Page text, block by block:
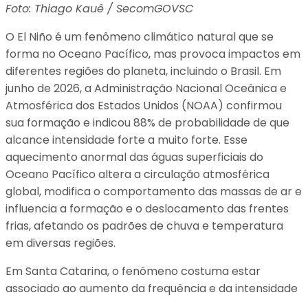
Foto: Thiago Kauê / SecomGOVSC
O El Niño é um fenômeno climático natural que se
forma no Oceano Pacífico, mas provoca impactos em
diferentes regiões do planeta, incluindo o Brasil. Em
junho de 2026, a Administração Nacional Oceânica e
Atmosférica dos Estados Unidos (NOAA) confirmou
sua formação e indicou 88% de probabilidade de que
alcance intensidade forte a muito forte. Esse
aquecimento anormal das águas superficiais do
Oceano Pacífico altera a circulação atmosférica
global, modifica o comportamento das massas de ar e
influencia a formação e o deslocamento das frentes
frias, afetando os padrões de chuva e temperatura
em diversas regiões.
Em Santa Catarina, o fenômeno costuma estar
associado ao aumento da frequência e da intensidade